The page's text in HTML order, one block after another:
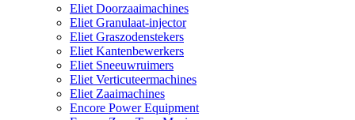
Eliet Doorzaaimachines
Eliet Granulaat-injector
Eliet Graszodenstekers
Eliet Kantenbewerkers
Eliet Sneeuwruimers
Eliet Verticuteermachines
Eliet Zaaimachines
Encore Power Equipment